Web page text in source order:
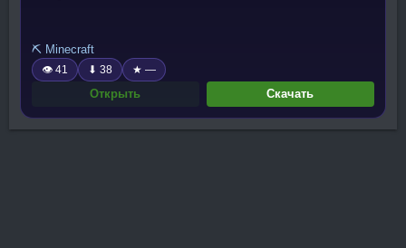
⛏️ Minecraft
👁 41 ⬇ 38 ★ —
Открыть Скачать